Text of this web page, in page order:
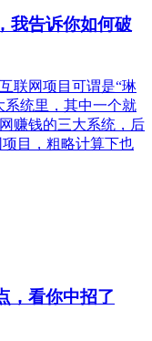
我告诉你如何破
联网项目可谓是“琳
系统里，其中一个就
赚钱的三大系统，后
目，粗略计算下也
，看你中招了